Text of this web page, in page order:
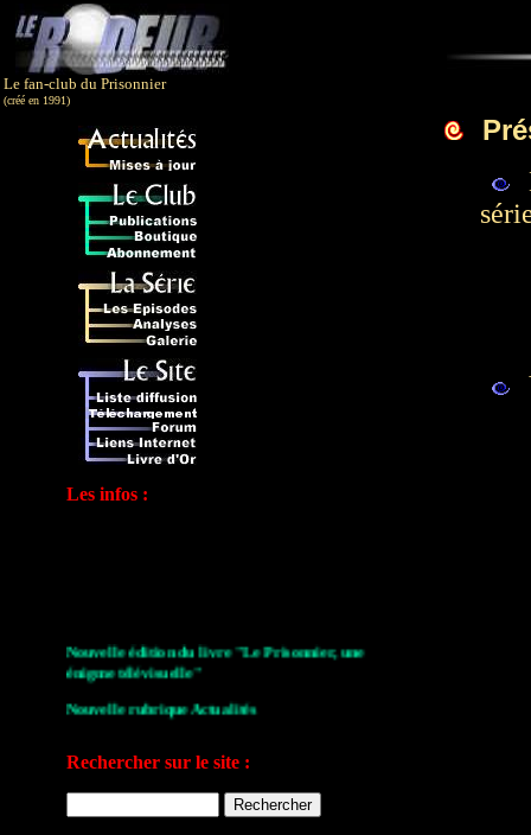
Le fan-club du Prisonnier
(créé en 1991)
Les infos :
Nouvelle édition du livre "Le Prisonnier, une
énigme télévisuelle"
Nouvelle rubrique Actualités
Le plan du site
Rechercher sur le site :